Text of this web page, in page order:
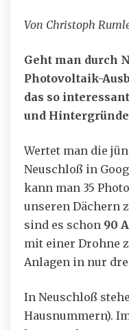
Von Christoph
Geht man durch
Photovoltaik-
das so
und
Wertet man die
Neuschloß in
kann man 35
unseren Dächern
sind es schon 90
mit einer Drohne
Anlagen in nur
In Neuschloß
Hausnummern).